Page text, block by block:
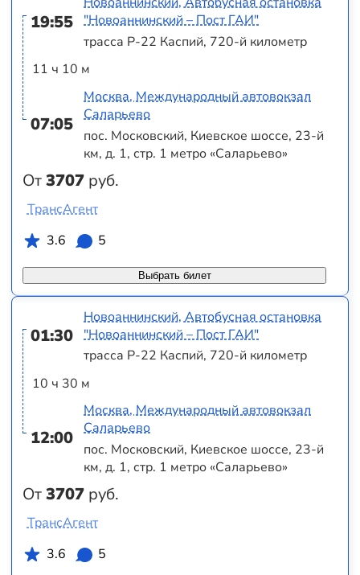
19:55
11 ч 10 м
07:05
От3707 руб.
"Новоаннинский – Пост ГАИ"
трасса Р-22 Каспий, 720-й километр
Москва, Международный автовокзал
Саларьево
пос. Московский, Киевское шоссе, 23-й
км, д. 1, стр. 1 метро «Саларьево»
Выбрать билет
ТрансАгент
3.6
5
01:30
10 ч 30 м
12:00
От3707 руб.
Новоаннинский, Автобусная остановка
"Новоаннинский – Пост ГАИ"
трасса Р-22 Каспий, 720-й километр
Москва, Международный автовокзал
Саларьево
пос. Московский, Киевское шоссе, 23-й
км, д. 1, стр. 1 метро «Саларьево»
ТрансАгент
3.6
5